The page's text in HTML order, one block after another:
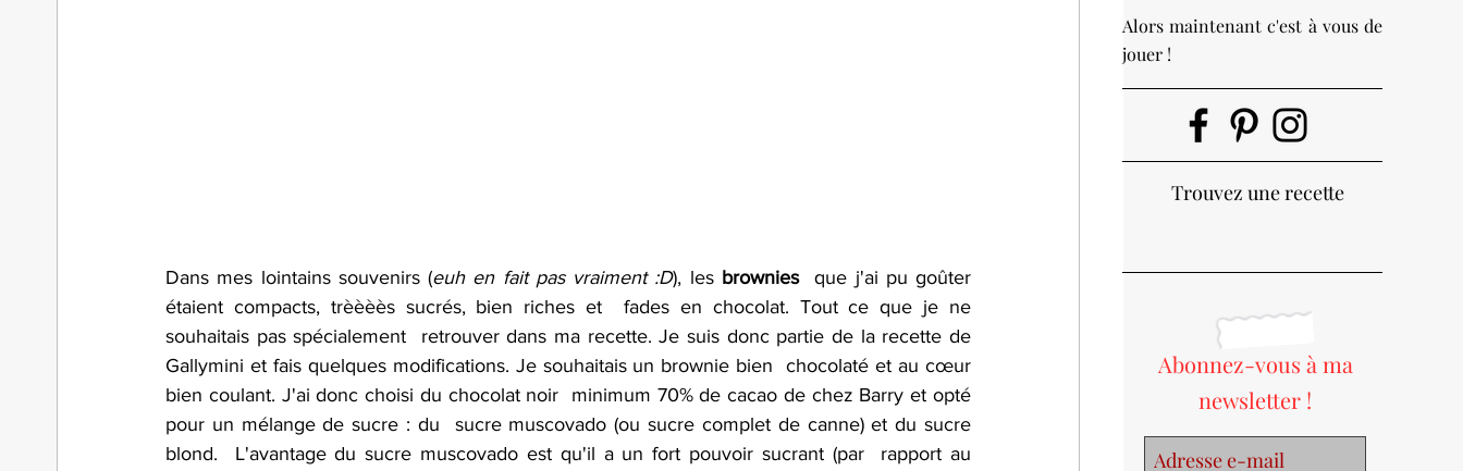
Dans mes lointains souvenirs (euh en fait pas vraiment :D), les brownies
  que j'ai pu goûter
étaient compacts, trèèèès sucrés, bien riches et  fades en chocolat. Tout ce que je ne
souhaitais pas spécialement  retrouver dans ma recette. Je suis donc partie de la recette de
Gallymini et fais quelques modifications. Je souhaitais un brownie bien  chocolaté et au cœur
bien coulant. J'ai donc choisi du chocolat noir  minimum 70% de cacao de chez Barry et opté
pour un mélange de sucre : du  sucre muscovado (ou sucre complet de canne) et du sucre
blond.  L'avantage du sucre muscovado est qu'il a un fort pouvoir sucrant (par  rapport au
Alors maintenant c'est à vous de
jouer !
Trouvez une recette
Abonnez-vous à ma
newsletter !